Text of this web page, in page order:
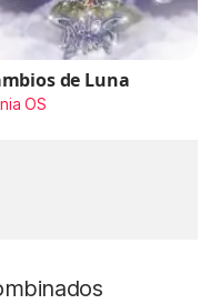
de Luna
OS